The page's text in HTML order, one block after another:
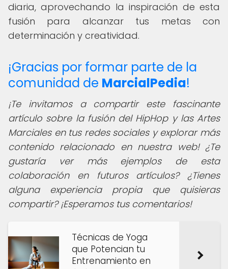
diaria, aprovechando la inspiración de esta
fusión para alcanzar tus metas con
determinación y creatividad.
¡Gracias por formar parte de la
comunidad de MarcialPedia!
¡Te invitamos a compartir este fascinante
artículo sobre la fusión del HipHop y las Artes
Marciales en tus redes sociales y explorar más
contenido relacionado en nuestra web! ¿Te
gustaría ver más ejemplos de esta
colaboración en futuros artículos? ¿Tienes
alguna experiencia propia que quisieras
compartir? ¡Esperamos tus comentarios!
Técnicas de Yoga
que Potencian tu
Entrenamiento en